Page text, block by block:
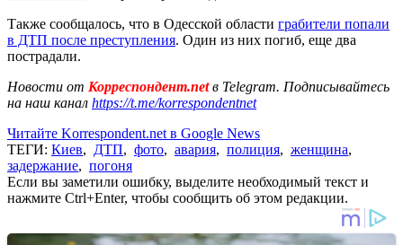
Также сообщалось, что в Одесской области грабители попали
в ДТП после преступления. Один из них погиб, еще два
пострадали.
Новости от Корреспондент.netв Telegram. Подписывайтесь
на наш канал https://t.me/korrespondentnet
Читайте Korrespondent.net в Google News
ТЕГИ: Киев, ДТП, фото, авария, полиция, женщина,
задержание, погоня
Если вы заметили ошибку, выделите необходимый текст и
нажмите Ctrl+Enter, чтобы сообщить об этом редакции.